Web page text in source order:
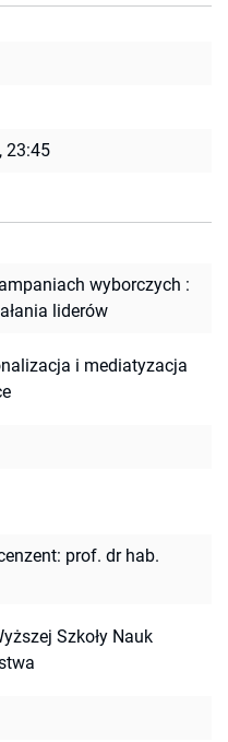
23:45
wyborczych :
liderów
i mediatyzacja
prof. dr hab.
Szkoły Nauk